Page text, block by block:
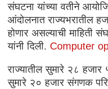
संघटना यांच्या वतीने
आंदोलनात राज्यभरातील
होणार असल्याची माहिती
यांनी दिली. Computer
राज्यातील सुमारे २८ हजार
सुमारे २० हजार संगणक